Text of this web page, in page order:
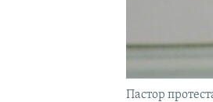
Пастор